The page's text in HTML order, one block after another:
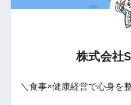
株式会社
＼食事×健康経営で心身を